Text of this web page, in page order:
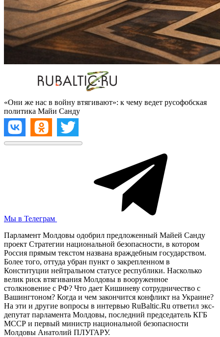
«Они же нас в войну втягивают»: к чему ведет русофобская
политика Майи Санду
Мы в Телеграм
Парламент Молдовы одобрил предложенный Майей Санду
проект Стратегии национальной безопасности, в котором
Россия прямым текстом названа враждебным государством.
Более того, оттуда убран пункт о закрепленном в
Конституции нейтральном статусе республики. Насколько
велик риск втягивания Молдовы в вооруженное
столкновение с РФ? Что дает Кишиневу сотрудничество с
Вашингтоном? Когда и чем закончится конфликт на Украине?
На эти и другие вопросы в интервью RuBaltic.Ru ответил экс-
депутат парламента Молдовы, последний председатель КГБ
МССР и первый министр национальной безопасности
Молдовы Анатолий ПЛУГАРУ.